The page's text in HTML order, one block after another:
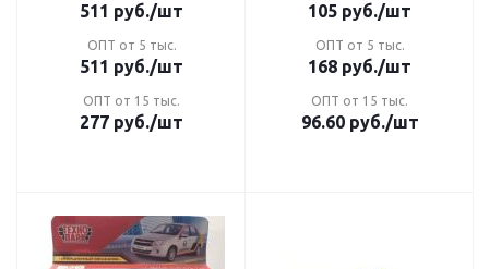
511 руб./шт
ОПТ от 5 тыс.
511 руб./шт
ОПТ от 15 тыс.
277 руб./шт
105 руб./шт
ОПТ от 5 тыс.
168 руб./шт
ОПТ от 15 тыс.
96.60руб./шт